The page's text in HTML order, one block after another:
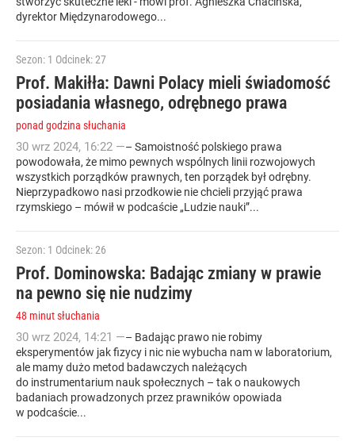
dyrektor Międzynarodowego...
Sezon: 1 Odcinek: 27
Prof. Makiłła: Dawni Polacy mieli świadomość
posiadania własnego, odrębnego prawa
ponad godzina słuchania
30 wrz 2024, 16:22 —– Samoistność polskiego prawa
powodowała, że mimo pewnych wspólnych linii rozwojowych
wszystkich porządków prawnych, ten porządek był odrębny.
Nieprzypadkowo nasi przodkowie nie chcieli przyjąć prawa
rzymskiego – mówił w podcaście „Ludzie nauki”...
Sezon: 1 Odcinek: 26
Prof. Dominowska: Badając zmiany w prawie
na pewno się nie nudzimy
48 minut słuchania
30 wrz 2024, 14:21 —– Badając prawo nie robimy
eksperymentów jak fizycy i nic nie wybucha nam w laboratorium,
ale mamy dużo metod badawczych należących
do instrumentarium nauk społecznych – tak o naukowych
badaniach prowadzonych przez prawników opowiada
w podcaście...